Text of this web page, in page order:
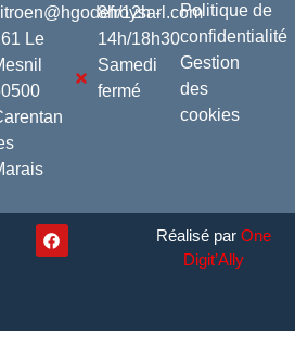
Le
8h/12h -
14h/18h30
Samedi
fermé
Politique de
confidentialité
Gestion
des
cookies
Réalisé parOne
Digit’Ally